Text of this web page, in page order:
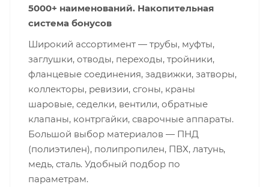
5000+ наименований. Накопительная
система бонусов
Широкий ассортимент — трубы, муфты,
заглушки, отводы, переходы, тройники,
фланцевые соединения, задвижки, затворы,
коллекторы, ревизии, сгоны, краны
шаровые, седелки, вентили, обратные
клапаны, контргайки, сварочные аппараты.
Большой выбор материалов — ПНД
(полиэтилен), полипропилен, ПВХ, латунь,
медь, сталь. Удобный подбор по
параметрам.